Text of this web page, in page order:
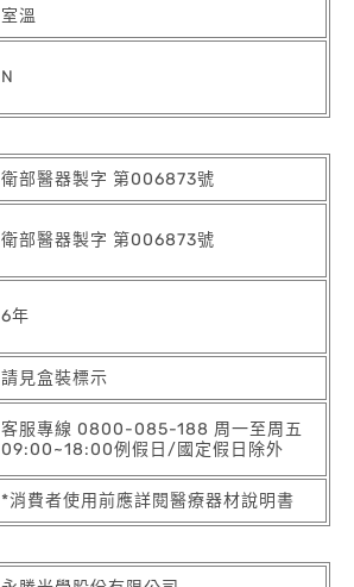
室溫
N
衛部醫器製字 第006873號
衛部醫器製字 第006873號
6年
請見盒裝標示
客服專線 0800-085-188 周一至周五
09:00~18:00例假日/國定假日除外
*消費者使用前應詳閱醫療器材說明書